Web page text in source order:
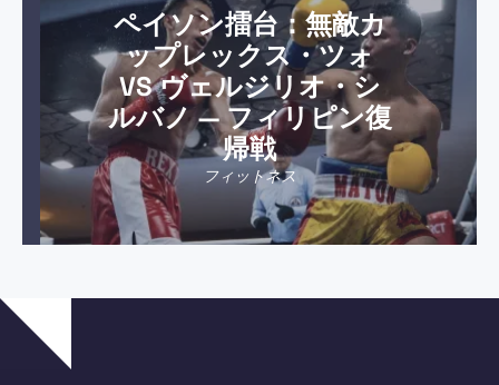
ペイソン擂台：無敵カ
ップレックス・ツォ
VS ヴェルジリオ・シ
ルバノ ― フィリピン復
帰戦
フィットネス